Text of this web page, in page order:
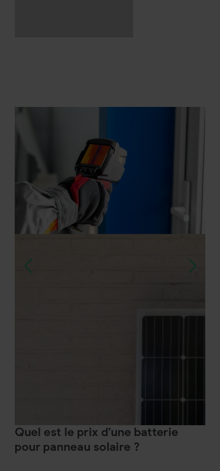
Quel est le prix d’une batterie
pour panneau solaire ?